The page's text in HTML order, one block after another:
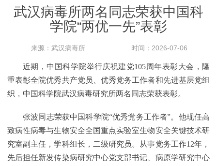
武汉病毒所两名同志荣获中国科
学院“两优一先”表彰
来源：武汉病毒所 时间：2026-07-06
近期，中国科学院举行庆祝建党105周年表彰大会，隆
重表彰全院优秀共产党员、优秀党务工作者和先进基层党组
织，中国科学院武汉病毒研究所两名同志荣获表彰。
张波同志荣获中国科学院“优秀党务工作者”。他现任高
致病性病毒与生物安全全国重点实验室生物安全关键技术研
究室副主任，学科组长，二级研究员。从事党务工作12年，
先后担任新发传染病研究中心党支部书记、病原学研究中心